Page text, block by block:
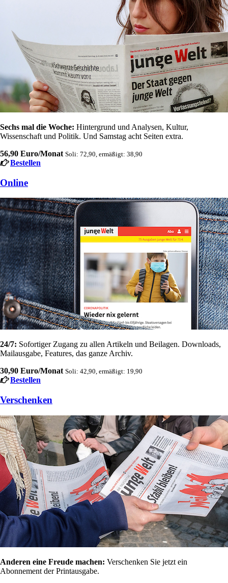
Sechs mal die Woche: Hintergrund und Analysen, Kultur,
Wissenschaft und Politik. Und Samstag acht Seiten extra.
56,90 Euro/Monat Soli: 72,90, ermäßigt: 38,90
Bestellen
Online
24/7: Sofortiger Zugang zu allen Artikeln und Beilagen. Downloads,
Mailausgabe, Features, das ganze Archiv.
30,90 Euro/Monat Soli: 42,90, ermäßigt: 19,90
Bestellen
Verschenken
Anderen eine Freude machen: Verschenken Sie jetzt ein
Abonnement der Printausgabe.